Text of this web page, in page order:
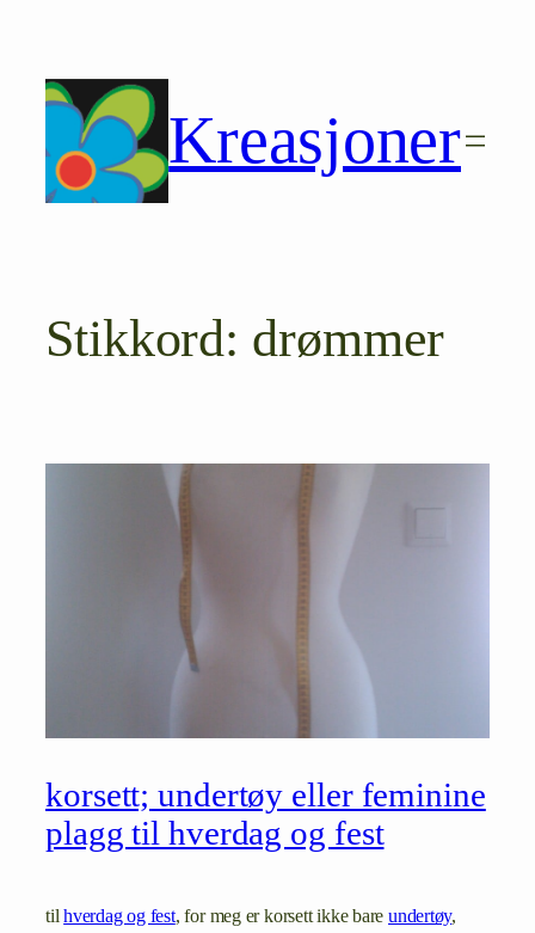
innhold
Kreasjoner
Stikkord: drømmer
korsett; undertøy eller feminine
plagg til hverdag og fest
tilhverdag og fest, for meg er korsett ikke bareundertøy,